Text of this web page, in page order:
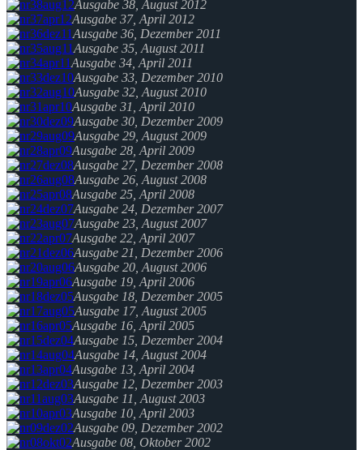
Ausgabe 38, August 2012
Ausgabe 37, April 2012
Ausgabe 36, Dezember 2011
Ausgabe 35, August 2011
Ausgabe 34, April 2011
Ausgabe 33, Dezember 2010
Ausgabe 32, August 2010
Ausgabe 31, April 2010
Ausgabe 30, Dezember 2009
Ausgabe 29, August 2009
Ausgabe 28, April 2009
Ausgabe 27, Dezember 2008
Ausgabe 26, August 2008
Ausgabe 25, April 2008
Ausgabe 24, Dezember 2007
Ausgabe 23, August 2007
Ausgabe 22, April 2007
Ausgabe 21, Dezember 2006
Ausgabe 20, August 2006
Ausgabe 19, April 2006
Ausgabe 18, Dezember 2005
Ausgabe 17, August 2005
Ausgabe 16, April 2005
Ausgabe 15, Dezember 2004
Ausgabe 14, August 2004
Ausgabe 13, April 2004
Ausgabe 12, Dezember 2003
Ausgabe 11, August 2003
Ausgabe 10, April 2003
Ausgabe 09, Dezember 2002
Ausgabe 08, Oktober 2002